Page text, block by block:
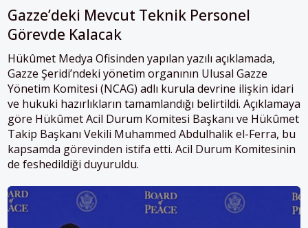
Gazze’deki Mevcut Teknik Personel
Görevde Kalacak
Hükûmet Medya Ofisinden yapılan yazılı açıklamada,
Gazze Şeridi’ndeki yönetim organının Ulusal Gazze
Yönetim Komitesi (NCAG) adlı kurula devrine ilişkin idari
ve hukuki hazırlıkların tamamlandığı belirtildi. Açıklamaya
göre Hükûmet Acil Durum Komitesi Başkanı ve Hükûmet
Takip Başkanı Vekili Muhammed Abdulhalik el-Ferra, bu
kapsamda görevinden istifa etti. Acil Durum Komitesinin
de feshedildiği duyuruldu.